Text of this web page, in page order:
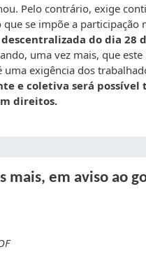
Pelo contrário, exige
que se impõe a participação
do dia 28
uma vez mais, que este
uma exigência dos
e coletiva será possível
direitos.
mais, em aviso ao